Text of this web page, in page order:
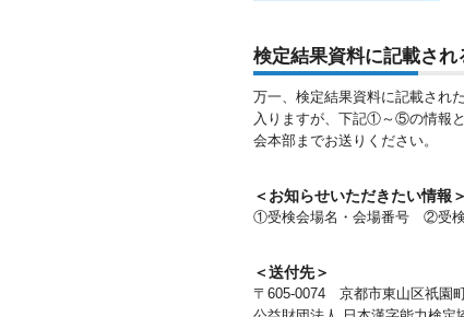
検定結果資料に記載され
万一、検定結果資料に記載され
入りますが、下記①～⑤の情報
会本部までお送りください。
＜お知らせいただきたい情報＞
①受検会場名・会場番号 ②
＜送付先＞
〒605-0074 京都市東山区祇園